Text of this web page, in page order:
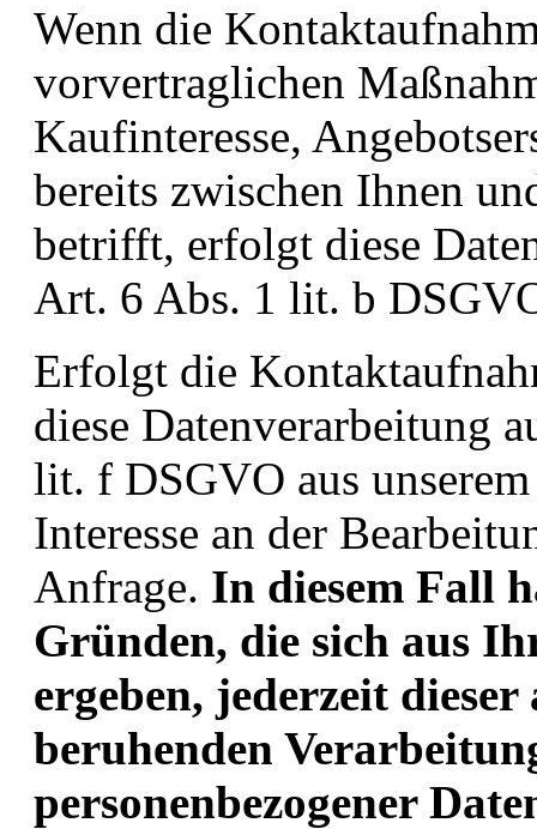
Wenn die
vorvertraglichen
Kaufinteresse,
bereits zwischen Ihnen
betrifft, erfolgt diese
Art. 6 Abs. 1 lit. b
Erfolgt die
diese Datenverarbeitung
lit. f DSGVO aus
Interesse an der
Anfrage. In diesem Fall
Gründen, die sich aus
ergeben, jederzeit
beruhenden
personenbezogener